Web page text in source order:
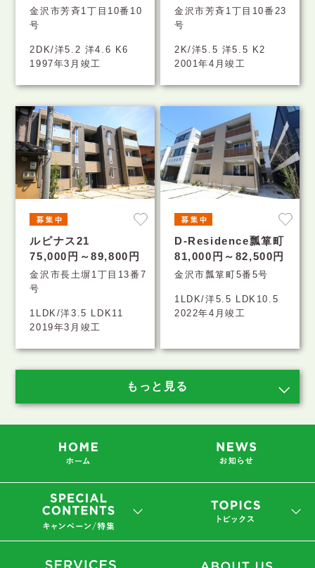
金沢市芳斉1丁目10番10
号
2DK/洋5.2 洋4.6 K6
1997年3月竣工
金沢市芳斉1丁目10番23
号
2K/洋5.5 洋5.5 K2
2001年4月竣工
ルピナス21
75,000円～89,800円
金沢市長土塀1丁目13番7
号
1LDK/洋3.5 LDK11
2019年3月竣工
D-Residence瓢箪町
81,000円～82,500円
金沢市瓢箪町5番5号
1LDK/洋5.5 LDK10.5
2022年4月竣工